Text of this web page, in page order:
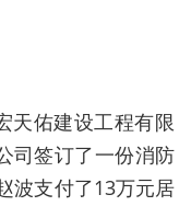
天佑建设工程有限
司签订了一份消防
波支付了13万元居